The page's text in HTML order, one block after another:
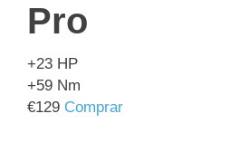
Pro
+23 HP
+59 Nm
€129 Comprar